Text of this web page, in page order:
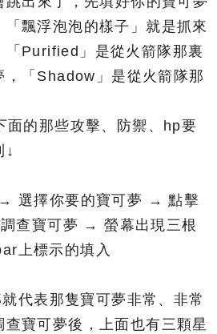
飄浮泡泡的樣子」就是抓來
「Purified」是從火箭隊那裏
，「Shadow」是從火箭隊那
面的那些攻擊、防禦、hp要
↓
選擇你要的寶可夢 → 點擊
查寶可夢 → 螢幕出現三根
上標示的填入
代表那隻寶可夢非常、非常
寶可夢後，上面也有三顆星